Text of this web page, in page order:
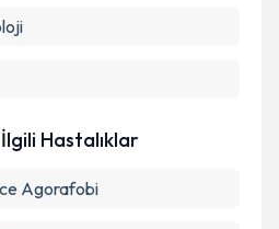
Hastalıklar
Agorafobi